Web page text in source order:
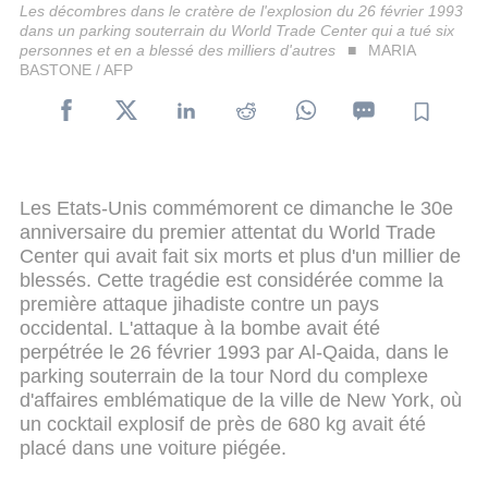
Les décombres dans le cratère de l'explosion du 26 février 1993
dans un parking souterrain du World Trade Center qui a tué six
personnes et en a blessé des milliers d'autres
MARIA
BASTONE / AFP
Les Etats-Unis commémorent ce dimanche le 30e
anniversaire du premier attentat du World Trade
Center qui avait fait six morts et plus d'un millier de
blessés. Cette tragédie est considérée comme la
première attaque jihadiste contre un pays
occidental. L'attaque à la bombe avait été
perpétrée le 26 février 1993 par Al-Qaida, dans le
parking souterrain de la tour Nord du complexe
d'affaires emblématique de la ville de New York, où
un cocktail explosif de près de 680 kg avait été
placé dans une voiture piégée.